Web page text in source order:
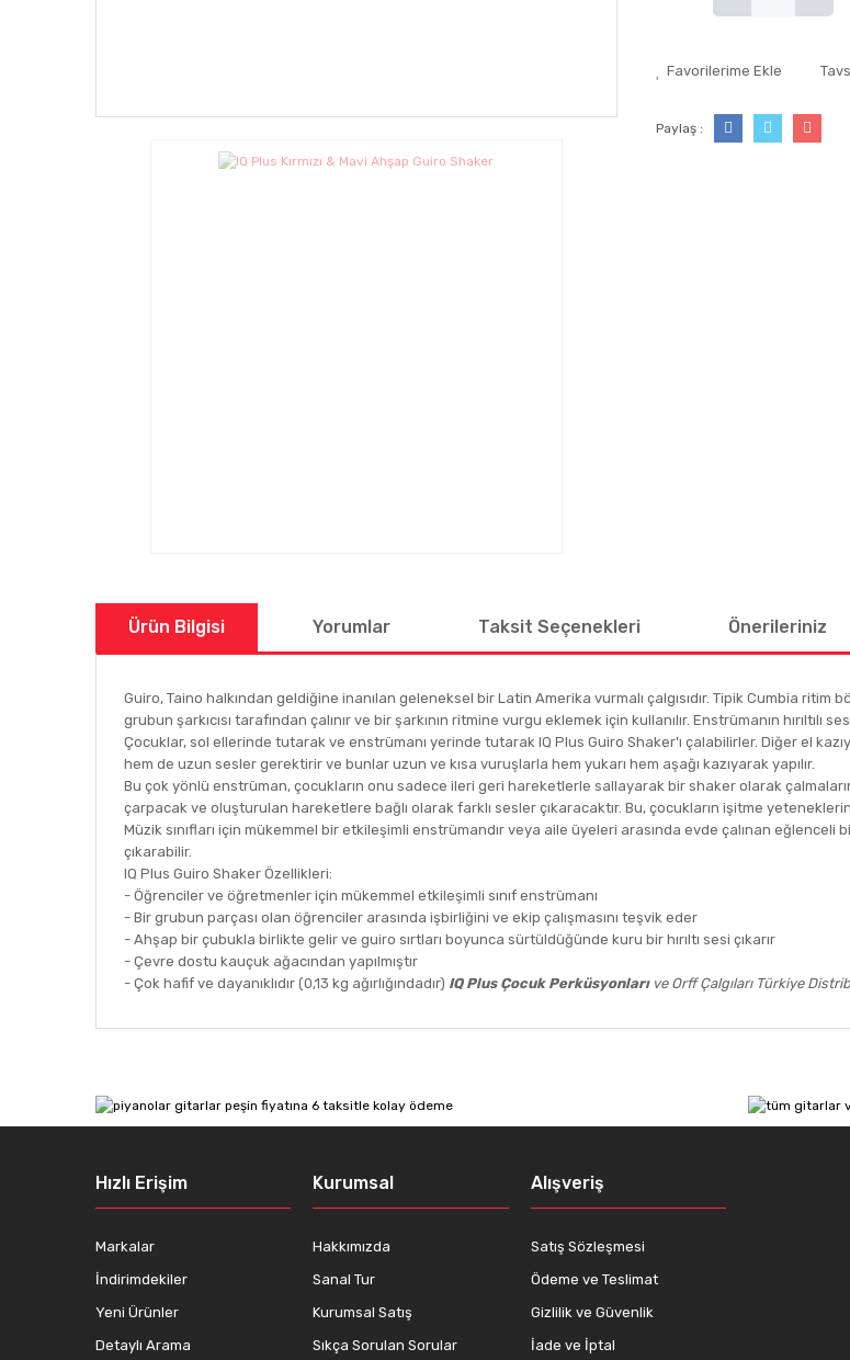
Paylaş :
Ürün Bilgisi Yorumlar Taksit Seçenekleri Önerileriniz
Guiro, Taino halkından geldiğine inanılan geleneksel bir Latin Amerika vurmalı çalgısıdır. Tipik Cumbia
grubun şarkıcısı tarafından çalınır ve bir şarkının ritmine vurgu eklemek için kullanılır. Enstrümanın hırıltılı
Çocuklar, sol ellerinde tutarak ve enstrümanı yerinde tutarak IQ Plus Guiro Shaker'ı çalabilirler. Diğer el
hem de uzun sesler gerektirir ve bunlar uzun ve kısa vuruşlarla hem yukarı hem aşağı kazıyarak yapılır.
Bu çok yönlü enstrüman, çocukların onu sadece ileri geri hareketlerle sallayarak bir shaker olarak
çarpacak ve oluşturulan hareketlere bağlı olarak farklı sesler çıkaracaktır. Bu, çocukların işitme
Müzik sınıfları için mükemmel bir etkileşimli enstrümandır veya aile üyeleri arasında evde çalınan
çıkarabilir.
IQ Plus Guiro Shaker Özellikleri:
- Öğrenciler ve öğretmenler için mükemmel etkileşimli sınıf enstrümanı
- Bir grubun parçası olan öğrenciler arasında işbirliğini ve ekip çalışmasını teşvik eder
- Ahşap bir çubukla birlikte gelir ve guiro sırtları boyunca sürtüldüğünde kuru bir hırıltı sesi çıkarır
- Çevre dostu kauçuk ağacından yapılmıştır
- Çok hafif ve dayanıklıdır (0,13 kg ağırlığındadır) IQ Plus Çocuk Perküsyonlarıve Orff Çalgıları Türkiye
Yorum Yaz
Görüş ve önerileriniz için teşekkür ederiz.
Ürün açıklamasında eksik bilgiler bulunuyor.
Ürün fiyatı diğer sitelerden daha pahalı.
Hızlı Erişim
Markalar
İndirimdekiler
Yeni Ürünler
Detaylı Arama
Kurumsal
Hakkımızda
Sanal Tur
Kurumsal Satış
Sıkça Sorulan Sorular
Alışveriş
Satış Sözleşmesi
Ödeme ve Teslimat
Gizlilik ve Güvenlik
İade ve İptal